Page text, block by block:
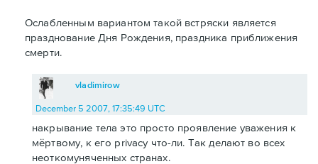
Ослабленным вариантом такой встряски является
празднование Дня Рождения, праздника приближения
смерти.
vladimirow
December 5 2007, 17:35:49 UTC
накрывание тела это просто проявление уважения к
мёртвому, к его privacy что-ли. Так делают во всех
неоткомуняченных странах.